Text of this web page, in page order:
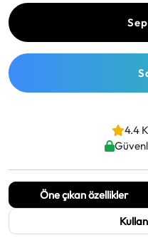
4.4
Öne çıkan özellikler